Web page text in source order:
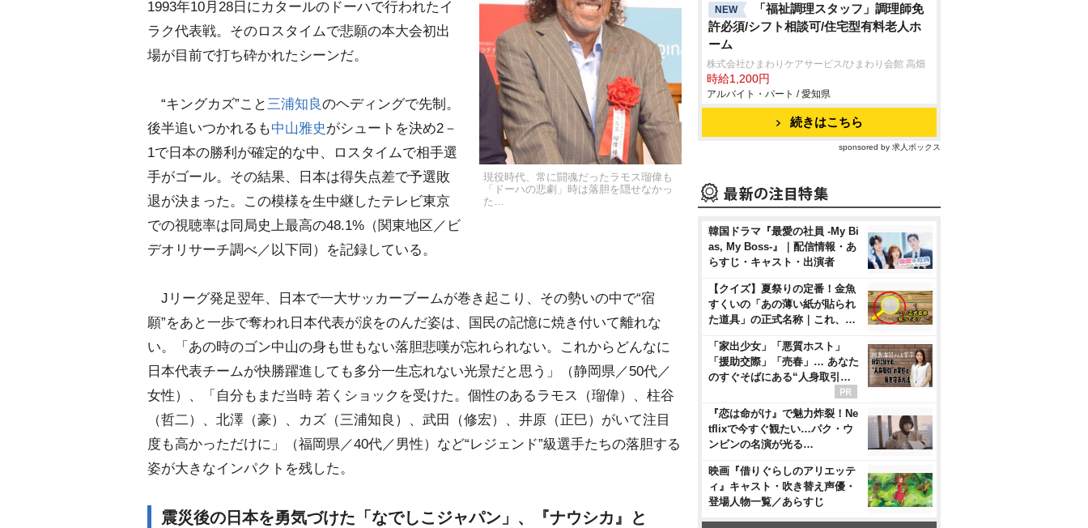
現役時代、常に闘魂だったラモス瑠偉も
「ドーハの悲劇」時は落胆を隠せなかっ
た…
1993年10月28日にカタールのドーハで行われたイ
ラク代表戦。そのロスタイムで悲願の本大会初出
場が目前で打ち砕かれたシーンだ。
“キングカズ”こと三浦知良のヘディングで先制。
後半追いつかれるも中山雅史がシュートを決め2－
1で日本の勝利が確定的な中、ロスタイムで相手選
手がゴール。その結果、日本は得失点差で予選敗
退が決まった。この模様を生中継したテレビ東京
での視聴率は同局史上最高の48.1%（関東地区／ビ
デオリサーチ調べ／以下同）を記録している。
Jリーグ発足翌年、日本で一大サッカーブームが巻き起こり、その勢いの中で“宿
願”をあと一歩で奪われ日本代表が涙をのんだ姿は、国民の記憶に焼き付いて離れな
い。「あの時のゴン中山の身も世もない落胆悲嘆が忘れられない。これからどんなに
日本代表チームが快勝躍進しても多分一生忘れない光景だと思う」（静岡県／50代／
女性）、「自分もまだ当時 若くショックを受けた。個性のあるラモス（瑠偉）、柱谷
（哲二）、北澤（豪）、カズ（三浦知良）、武田（修宏）、井原（正巳）がいて注目
度も高かっただけに」（福岡県／40代／男性）など“レジェンド”級選手たちの落胆する
姿が大きなインパクトを残した。
震災後の日本を勇気づけた「なでしこジャパン」、『ナウシカ』と
NEW
「福祉調理スタッフ」調理師免
許必須/シフト相談可/住宅型有料老人ホ
ーム
株式会社ひまわりケアサービス/ひまわり会館 高畑
時給1,200円
アルバイト・パート / 愛知県
続きはこちら
sponsored by 求人ボックス
韓国ドラマ『最愛の社員 -My Bi
as, My Boss-』｜配信情報・あ
らすじ・キャスト・出演者
【クイズ】夏祭りの定番！金魚
すくいの「あの薄い紙が貼られ
た道具」の正式名称｜これ、…
「家出少女」「悪質ホスト」
「援助交際」「売春」… あなた
のすぐそばにある“人身取引…
『恋は命がけ』で魅力炸裂！Ne
tflixで今すぐ観たい…パク・ウ
ンビンの名演が光る…
映画『借りぐらしのアリエッテ
ィ』キャスト・吹き替え声優・
登場人物一覧／あらすじ